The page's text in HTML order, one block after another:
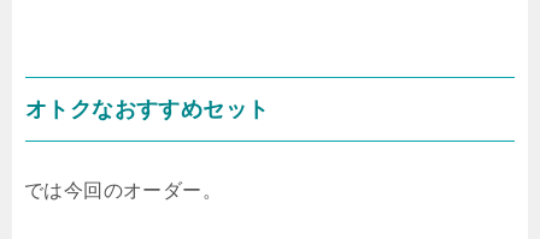
オトクなおすすめセット
では今回のオーダー。